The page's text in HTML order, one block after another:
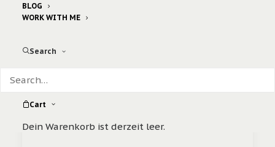
BLOG
WORK WITH ME
Search
Cart
Dein Warenkorb ist derzeit leer.